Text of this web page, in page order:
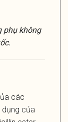
phụ không
các
dụng của